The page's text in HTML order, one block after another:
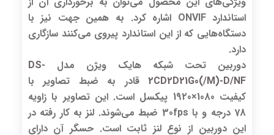
استاندارد ONVIF اشاره کرد. به همین جهت نیز با
دستگاه‌هایی که از این استاندارد پیروی می‌کنند سازگاری
دارد.
دوربین تحت شبکه هایک ویژن مدل DS-
2CD2D21G0(/M)-D/NFقادر به ضبط تصاویر با
کیفیت 1080×1920 پیکسل است. این تصاویر با زاویه
78 درجه و با 30fps ضبط می‌شوند. لنز به کار رفته در
این دوربین از نوع لنز ثابت است. حسگر آن دارای